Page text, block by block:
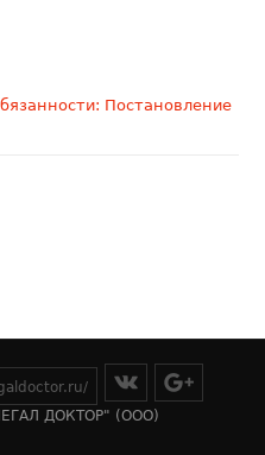
Постановление
ДОКТОР" (ООО)